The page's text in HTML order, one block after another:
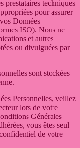
prestataires techniques
pour assurer
Données
ISO). Nous ne
et autres
ou divulguées par
sont stockées
Personnelles, veillez
lors de votre
Générales
vous êtes seul
de votre